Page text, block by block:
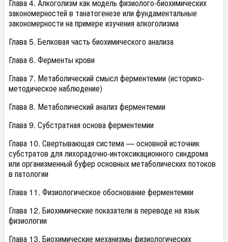
Глава 4. Алкоголизм как модель физиолого-биохимических
закономерностей в танатогенезе или фундаментальные
закономерности на примере изучения алкоголизма
Глава 5. Белковая часть биохимического анализа
Глава 6. Ферменты крови
Глава 7. Метаболический смысл ферментемии (историко-
методическое наблюдение)
Глава 8. Метаболический анализ ферментемии
Глава 9. Субстратная основа ферментемии
Глава 10. Свертывающая система — основной источник
субстратов для лихорадочно-интоксикационного синдрома
или организменный буфер основных метаболических потоков
в патологии
Глава 11. Физиологическое обоснование ферментемии
Глава 12. Биохимические показатели в переводе на язык
физиологии
Глава 13. Биохимические механизмы физиологических